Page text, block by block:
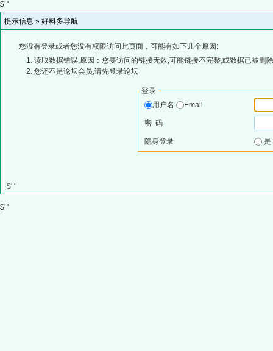
$' '
提示信息 » 好料多导航
您没有登录或者您没有权限访问此页面，可能有如下几个原因:
读取数据错误,原因：您要访问的链接无效,可能链接不完整,或数据已被删
您还不是论坛会员,请先登录论坛
登录
用户名
Email
密 码
隐身登录
$' '
$' '